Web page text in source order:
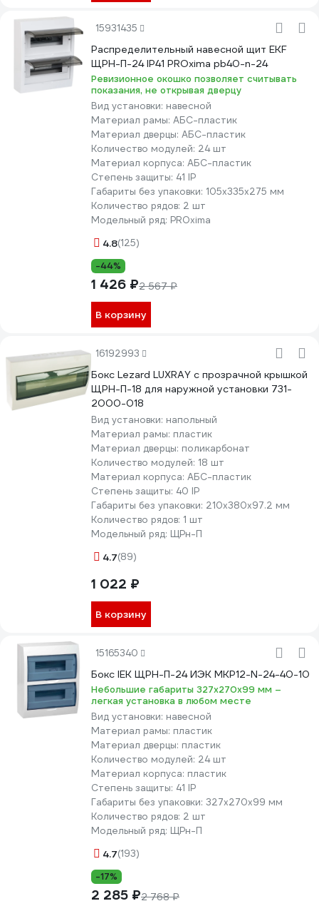
15931435
Распределительный навесной щит EKF
ЩРН-П-24 IP41 PROxima pb40-n-24
Ревизионное окошко позволяет считывать
показания, не открывая дверцу
Вид установки: навесной
Материал рамы: АБС-пластик
Материал дверцы: АБС-пластик
Количество модулей: 24 шт
Материал корпуса: АБС-пластик
Степень защиты: 41 IP
Габариты без упаковки: 105х335х275 мм
Количество рядов: 2 шт
Модельный ряд: PROxima
4.8(125)
-44%
1 426 ₽2 567 ₽
В корзину
16192993
Бокс Lezard LUXRAY с прозрачной крышкой
ЩРН-П-18 для наружной установки 731-
2000-018
Вид установки: напольный
Материал рамы: пластик
Материал дверцы: поликарбонат
Количество модулей: 18 шт
Материал корпуса: АБС-пластик
Степень защиты: 40 IP
Габариты без упаковки: 210х380х97.2 мм
Количество рядов: 1 шт
Модельный ряд: ЩРн-П
4.7(89)
1 022 ₽
В корзину
15165340
Бокс IEK ЩРН-П-24 ИЭК MKP12-N-24-40-10
Небольшие габариты 327х270х99 мм –
легкая установка в любом месте
Вид установки: навесной
Материал рамы: пластик
Материал дверцы: пластик
Количество модулей: 24 шт
Материал корпуса: пластик
Степень защиты: 41 IP
Габариты без упаковки: 327х270х99 мм
Количество рядов: 2 шт
Модельный ряд: ЩРн-П
4.7(193)
-17%
2 285 ₽2 768 ₽